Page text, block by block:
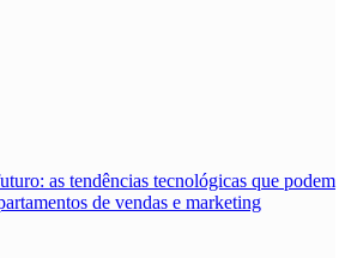
as tendências tecnológicas que podem
de vendas e marketing